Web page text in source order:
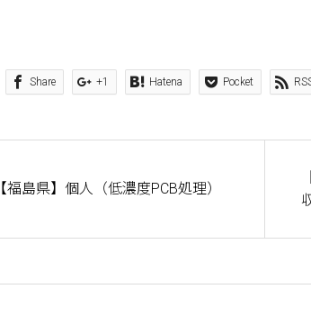
Share +1 Hatena Pocket
【福島県】個人（低濃度PCB処理）